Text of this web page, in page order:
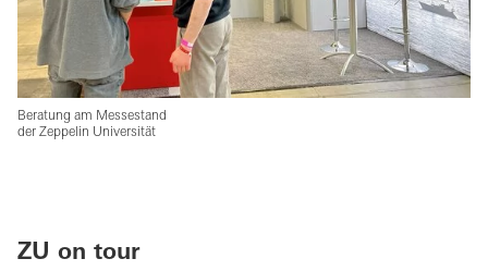
Beratung am Messestand
der Zeppelin Universität
ZU on tour